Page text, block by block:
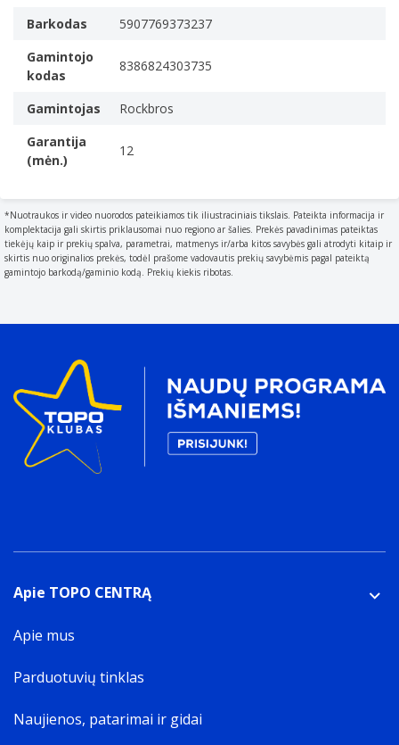
Barkodas
5907769373237
Gamintojo
kodas
8386824303735
Gamintojas
Rockbros
Garantija
(mėn.)
12
*Nuotraukos ir video nuorodos pateikiamos tik iliustraciniais tikslais. Pateikta informacija ir
komplektacija gali skirtis priklausomai nuo regiono ar šalies. Prekės pavadinimas pateiktas
tiekėjų kaip ir prekių spalva, parametrai, matmenys ir/arba kitos savybės gali atrodyti kitaip ir
skirtis nuo originalios prekės, todėl prašome vadovautis prekių savybėmis pagal pateiktą
gamintojo barkodą/gaminio kodą. Prekių kiekis ribotas.
Apie TOPO CENTRĄ
Apie mus
Parduotuvių tinklas
Naujienos, patarimai ir gidai